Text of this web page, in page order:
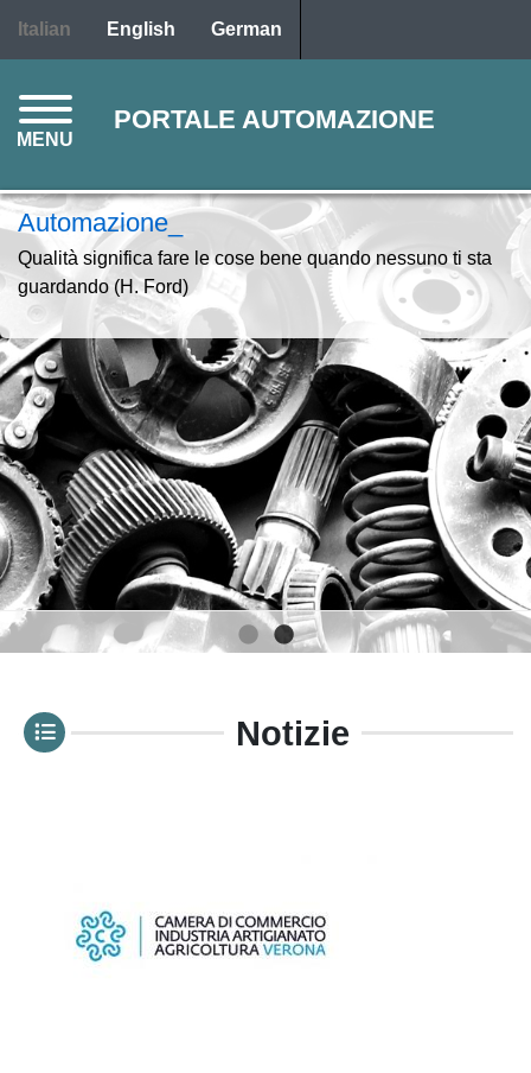
Italian English German
PORTALE AUTOMAZIONE
MENU
Automazione_
Qualità significa fare le cose bene quando nessuno ti sta
guardando (H. Ford)
1 2
Notizie